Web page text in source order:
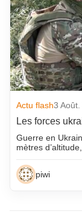
Actu flash3
Les forces
Guerre en
mètres
piwi